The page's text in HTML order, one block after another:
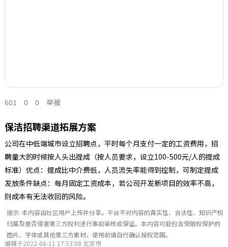
601 0 0 举报
保洁招聘渠道拓展方案
公司在中低端城市设立招聘点，平时每个月支付一定的工资费用，招
聘量大的时候按人头出提成（按人员要求，设立100-500元/人的提成
标准）优点：提成比中介费低，人员流失率能得到控制，可制定提成
发放条件缺点：每月固定工资成本，若公司开发新项目的效率不高，
则成本有无法收回的风险。
提示: 本内容由社区用户上传并分享。平台不对内容的真实性、合法性、知识产权
归属及是否侵害第三方权利进行事前审核或保证。本内容可能包含受版权保护的
图片、字体或其他第三方素材，使用前请自行确认授权范围。
编辑于2022-08-11 17:53:08 北京市